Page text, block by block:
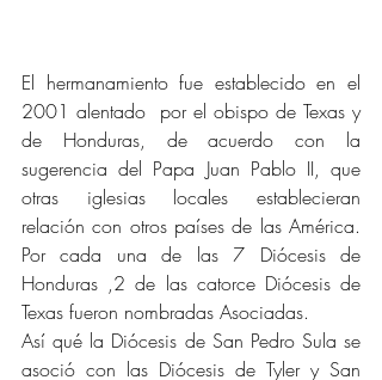
El hermanamiento fue establecido en el
2001 alentado  por el obispo de Texas y
de Honduras, de acuerdo con la
sugerencia del Papa Juan Pablo II, que
otras iglesias locales establecieran
relación con otros países de las América.
Por cada una de las 7 Diócesis de
Honduras ,2 de las catorce Diócesis de
Texas fueron nombradas Asociadas.
Así qué la Diócesis de San Pedro Sula se
asoció con las Diócesis de Tyler y San